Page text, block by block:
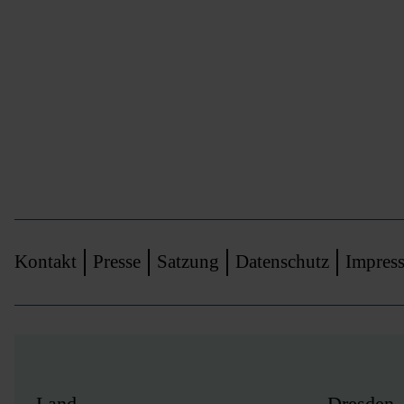
Navigation
überspringen
Kontakt Presse Satzung Datenschutz